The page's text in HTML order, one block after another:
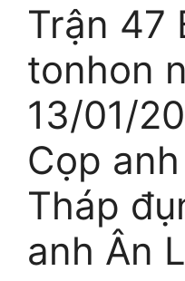
Trận 47
tonhon
13/01/
Cọp
Tháp
anh Ân